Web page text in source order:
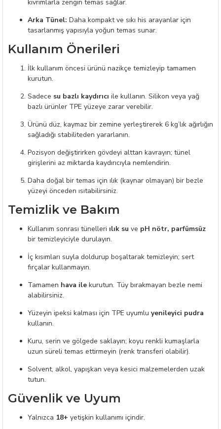
kıvrımlarla zengin temas sağlar.
Arka Tünel: Daha kompakt ve sıkı his arayanlar için
tasarlanmış yapısıyla yoğun temas sunar.
Kullanım Önerileri
İlk kullanım öncesi ürünü nazikçe temizleyip tamamen
kurutun.
Sadece su bazlı kaydırıcı ile kullanın. Silikon veya yağ
bazlı ürünler TPE yüzeye zarar verebilir.
Ürünü düz, kaymaz bir zemine yerleştirerek 6 kg’lık ağırlığın
sağladığı stabiliteden yararlanın.
Pozisyon değiştirirken gövdeyi alttan kavrayın; tünel
girişlerini az miktarda kaydırıcıyla nemlendirin.
Daha doğal bir temas için ılık (kaynar olmayan) bir bezle
yüzeyi önceden ısıtabilirsiniz.
Temizlik ve Bakım
Kullanım sonrası tünelleri ılık su ve pH nötr, parfümsüz
bir temizleyiciyle durulayın.
İç kısımları suyla doldurup boşaltarak temizleyin; sert
fırçalar kullanmayın.
Tamamen hava ile kurutun. Tüy bırakmayan bezle nemi
alabilirsiniz.
Yüzeyin ipeksi kalması için TPE uyumlu yenileyici pudra
kullanın.
Kuru, serin ve gölgede saklayın; koyu renkli kumaşlarla
uzun süreli temas ettirmeyin (renk transferi olabilir).
Solvent, alkol, yapışkan veya kesici malzemelerden uzak
tutun.
Güvenlik ve Uyum
Yalnızca 18+ yetişkin kullanımı içindir.